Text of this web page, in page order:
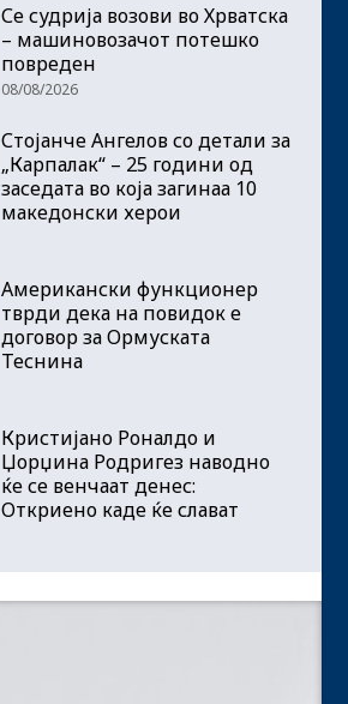
Се судрија возови во Хрватска
– машиновозачот потешко
повреден
08/08/2026
Стојанче Ангелов со детали за
„Карпалак“ – 25 години од
заседата во која загинаа 10
македонски херои
Американски функционер
тврди дека на повидок е
договор за Ормуската
Теснина
Кристијано Роналдо и
Џорџина Родригез наводно
ќе се венчаат денес:
Откриено каде ќе слават